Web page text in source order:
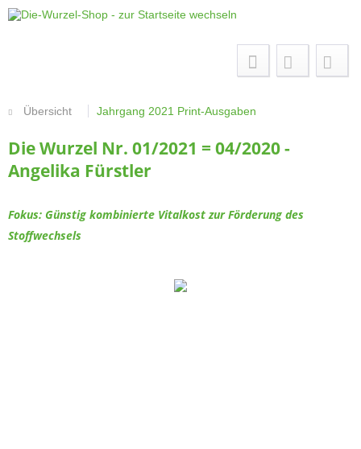
Übersicht Jahrgang 2021 Print-Ausgaben
Die Wurzel Nr. 01/2021 = 04/2020 -
Angelika Fürstler
Fokus: Günstig kombinierte Vitalkost zur Förderung des
Stoffwechsels